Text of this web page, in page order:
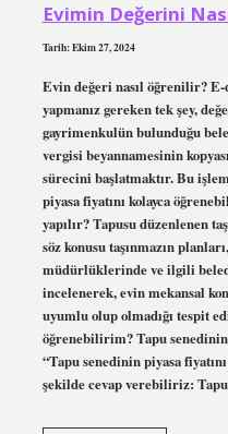
Evimin Değerini
Tarih: Ekim 27, 2024
Evin değeri nasıl öğrenilir?
yapmanız gereken tek şey,
gayrimenkulün bulunduğu
vergisi beyannamesinin
sürecini başlatmaktır. Bu
piyasa fiyatını kolayca
yapılır? Tapusu düzenlenen
söz konusu taşınmazın
müdürlüklerinde ve ilgili
incelenerek, evin mekansal
uyumlu olup olmadığı tespit
öğrenebilirim? Tapu
“Tapu senedinin piyasa
şekilde cevap verebiliriz: